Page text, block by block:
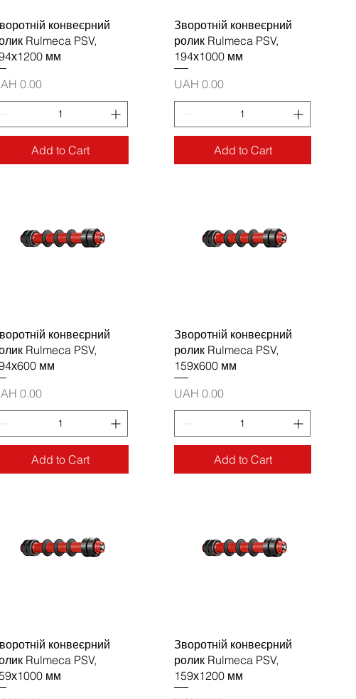
конвеєрний
Rulmeca PSV,
мм
0.00
Add to Cart
Зворотній конвеєрний
ролик Rulmeca PSV,
194х1000 мм
Price
UAH 0.00
Add to Cart
конвеєрний
Rulmeca PSV,
мм
0.00
Add to Cart
Зворотній конвеєрний
ролик Rulmeca PSV,
159х600 мм
Price
UAH 0.00
Add to Cart
конвеєрний
Rulmeca PSV,
мм
Зворотній конвеєрний
ролик Rulmeca PSV,
159х1200 мм